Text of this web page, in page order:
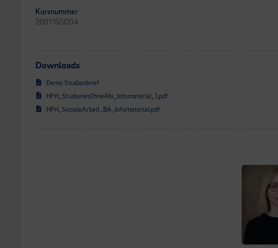
Kursnummer
2601150004
Downloads
Demo Studienbrief
HFH_StudierenOhneAbi_Infomaterial_1.pdf
HFH_SozialeArbeit_BA_Infomaterial.pdf